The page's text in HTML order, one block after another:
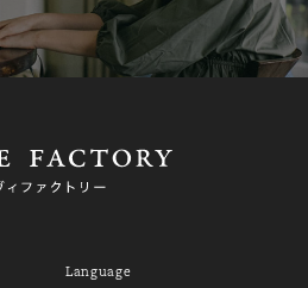
Language